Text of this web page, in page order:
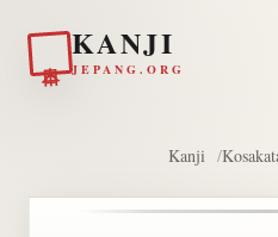
KANJI
JEPANG.ORG
Kanji